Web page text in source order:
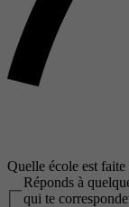
Quelle école est
Réponds à
qui te